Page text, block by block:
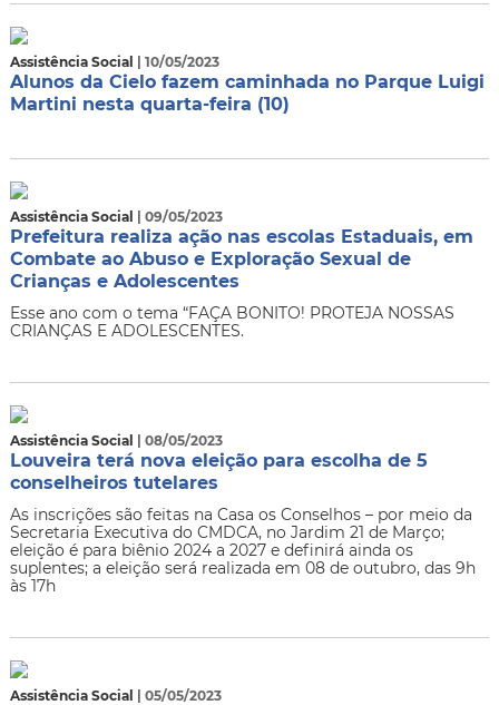
Assistência Social | 10/05/2023
Alunos da Cielo fazem caminhada no Parque Luigi
Martini nesta quarta-feira (10)
Assistência Social | 09/05/2023
Prefeitura realiza ação nas escolas Estaduais, em
Combate ao Abuso e Exploração Sexual de
Crianças e Adolescentes
Esse ano com o tema “FAÇA BONITO! PROTEJA NOSSAS
CRIANÇAS E ADOLESCENTES.
Assistência Social | 08/05/2023
Louveira terá nova eleição para escolha de 5
conselheiros tutelares
As inscrições são feitas na Casa os Conselhos – por meio da
Secretaria Executiva do CMDCA, no Jardim 21 de Março;
eleição é para biênio 2024 a 2027 e definirá ainda os
suplentes; a eleição será realizada em 08 de outubro, das 9h
às 17h
Assistência Social | 05/05/2023